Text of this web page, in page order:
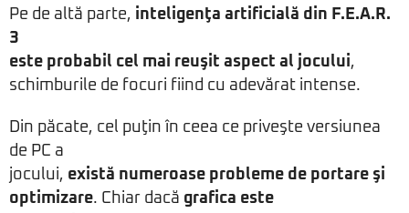
Pe de altă parte, inteligenţa artificială din F.E.A.R.
3
este probabil cel mai reuşit aspect al jocului,
schimburile de focuri fiind cu adevărat intense.
Din păcate, cel puţin în ceea ce priveşte versiunea
de PC a
jocului, există numeroase probleme de portare şi
optimizare. Chiar dacă grafica este